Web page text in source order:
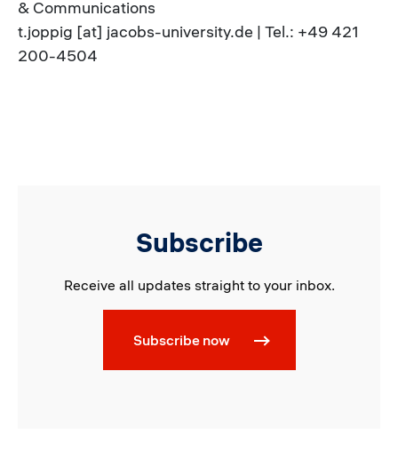
& Communications
t.joppig [at] jacobs-university.de | Tel.: +49 421
200-4504
Subscribe
Receive all updates straight to your inbox.
Subscribe now